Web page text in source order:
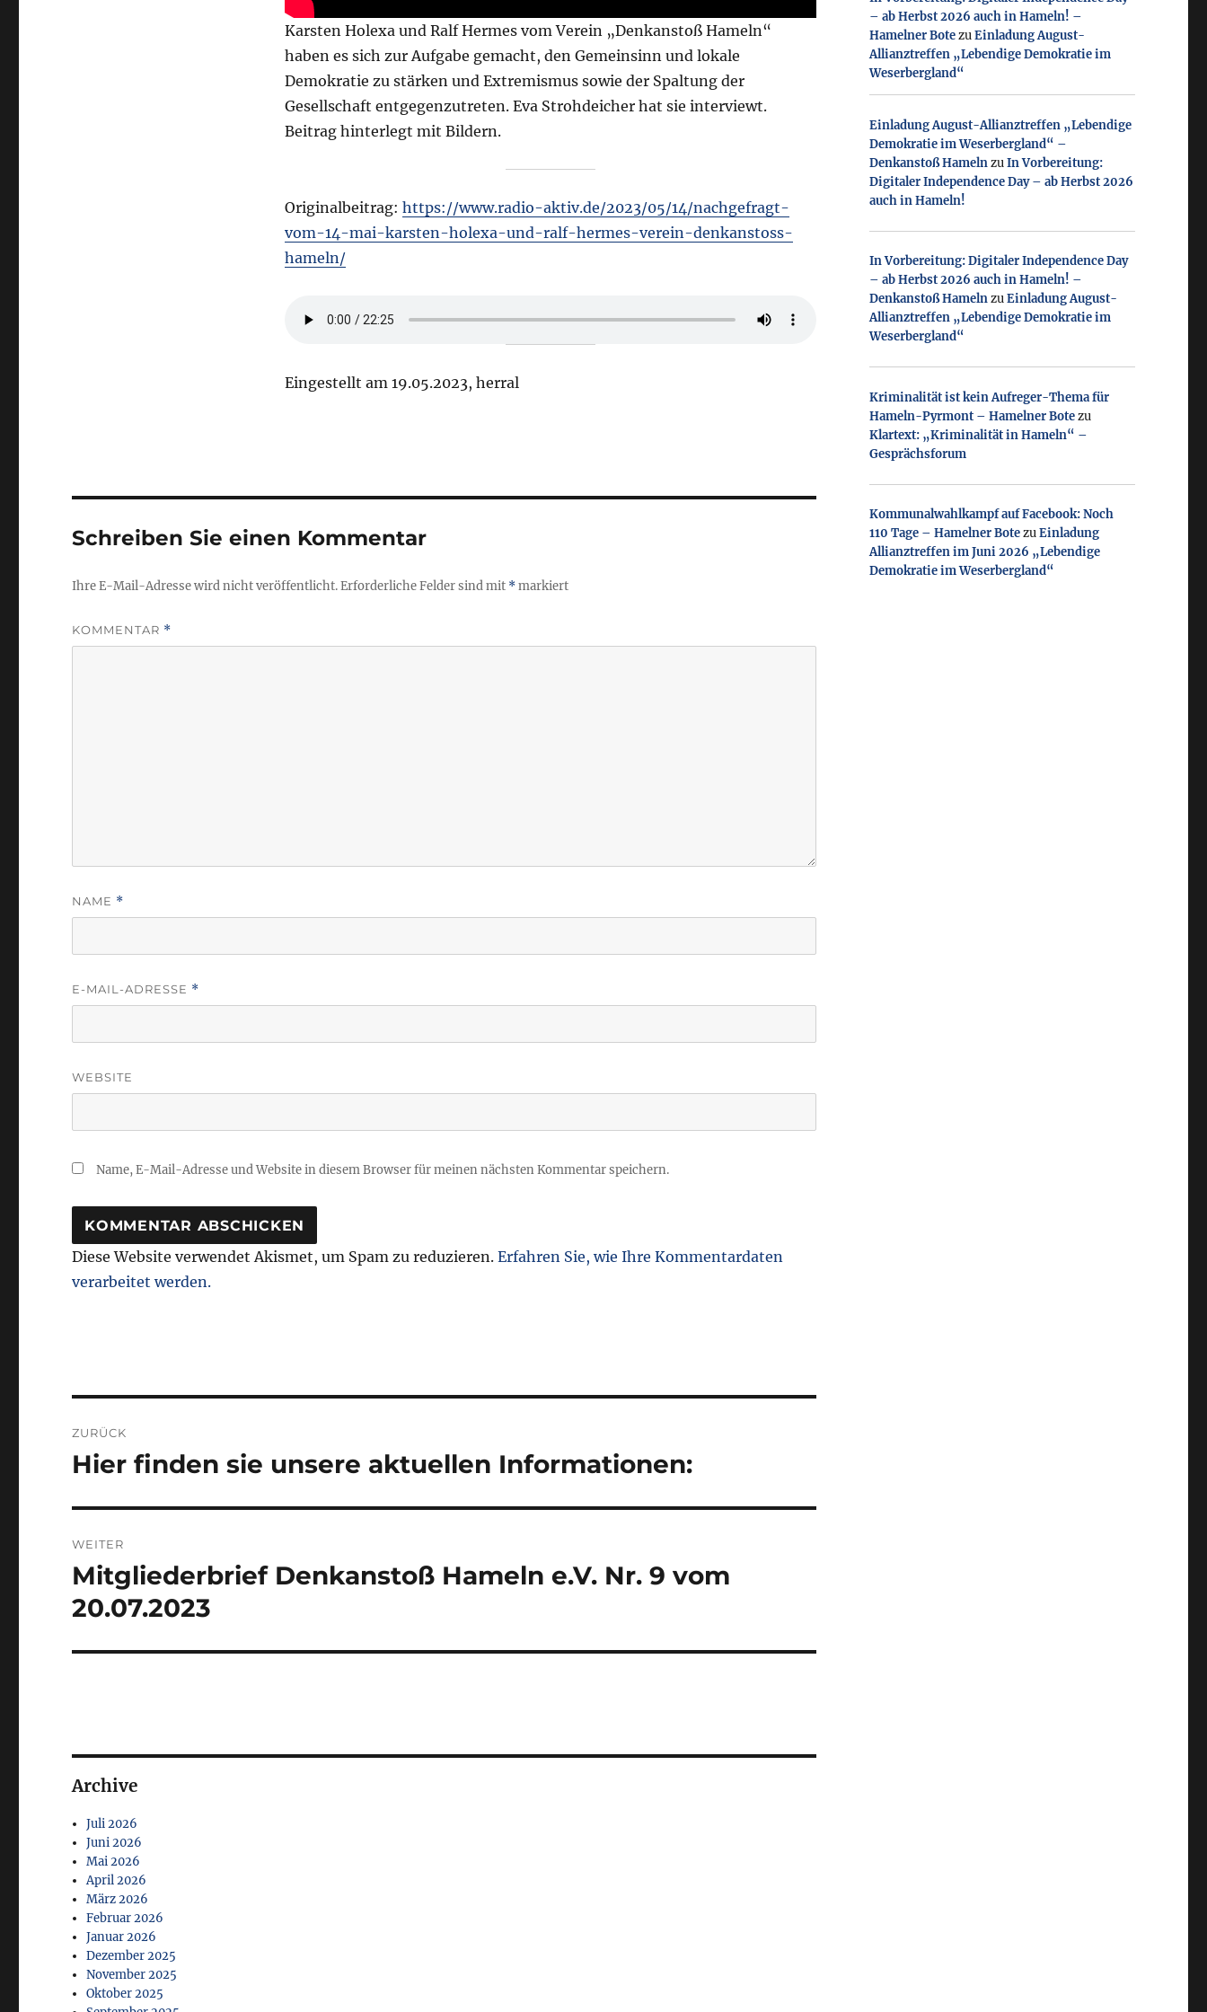
Karsten Holexa und Ralf Hermes vom Verein „Denkanstoß Hameln“
haben es sich zur Aufgabe gemacht, den Gemeinsinn und lokale
Demokratie zu stärken und Extremismus sowie der Spaltung der
Gesellschaft entgegenzutreten. Eva Strohdeicher hat sie interviewt.
Beitrag hinterlegt mit Bildern.
Originalbeitrag: https://www.radio-aktiv.de/2023/05/14/nachgefragt-
vom-14-mai-karsten-holexa-und-ralf-hermes-verein-denkanstoss-
hameln/
Eingestellt am 19.05.2023, herral
Schreiben Sie einen Kommentar
Ihre E-Mail-Adresse wird nicht veröffentlicht.Erforderliche Felder sind mit *markiert
KOMMENTAR *
NAME *
E-MAIL-ADRESSE *
WEBSITE
Name, E-Mail-Adresse und Website in diesem Browser für meinen nächsten Kommentar speichern.
Diese Website verwendet Akismet, um Spam zu reduzieren.Erfahren Sie, wie Ihre Kommentardaten
verarbeitet werden.
ZURÜCK
Vorheriger
Hier finden sie unsere aktuellen Informationen:
WEITER
Nächster
Beitrag:
Mitgliederbrief Denkanstoß Hameln e.V. Nr. 9 vom
20.07.2023
Archive
Juli 2026
Juni 2026
Mai 2026
April 2026
März 2026
Februar 2026
Januar 2026
Dezember 2025
November 2025
Oktober 2025
– ab Herbst 2026 auch in Hameln! –
Hamelner BotezuEinladung August-
Allianztreffen „Lebendige Demokratie im
Weserbergland“
Einladung August-Allianztreffen „Lebendige
Demokratie im Weserbergland“ –
Denkanstoß HamelnzuIn Vorbereitung:
Digitaler Independence Day – ab Herbst 2026
auch in Hameln!
In Vorbereitung: Digitaler Independence Day
– ab Herbst 2026 auch in Hameln! –
Denkanstoß HamelnzuEinladung August-
Allianztreffen „Lebendige Demokratie im
Weserbergland“
Kriminalität ist kein Aufreger-Thema für
Hameln-Pyrmont – Hamelner Botezu
Klartext: „Kriminalität in Hameln“ –
Gesprächsforum
Kommunalwahlkampf auf Facebook: Noch
110 Tage – Hamelner BotezuEinladung
Allianztreffen im Juni 2026 „Lebendige
Demokratie im Weserbergland“